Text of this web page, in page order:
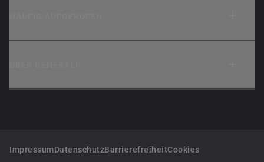
ImpressumDatenschutzBarrierefreiheitCookies